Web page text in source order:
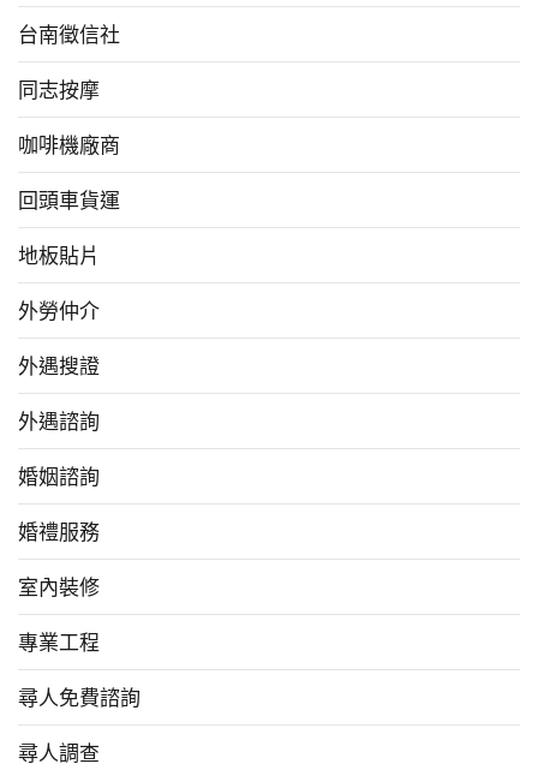
台南徵信社
同志按摩
咖啡機廠商
回頭車貨運
地板貼片
外勞仲介
外遇搜證
外遇諮詢
婚姻諮詢
婚禮服務
室內裝修
專業工程
尋人免費諮詢
尋人調查